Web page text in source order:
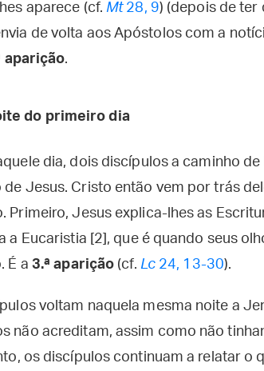
aparece (cf.Mt28, 9) (depois de ter
de volta aos Apóstolos com a
aparição.
do primeiro dia
dia, dois discípulos a caminho
de Jesus. Cristo então vem por trás
Primeiro, Jesus explica-lhes as
a Eucaristia [2], que é quando seus
É a 3.ª aparição (cf. Lc24, 13-30).
voltam naquela mesma noite a
não acreditam, assim como não
os discípulos continuam a relatar o